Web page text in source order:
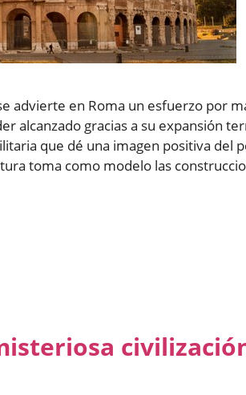
advierte en Roma un esfuerzo por
alcanzado gracias a su expansión
que dé una imagen positiva del
toma como modelo las